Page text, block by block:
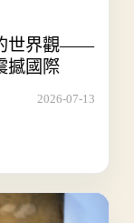
世界觀——
撼國際
2026-07-13